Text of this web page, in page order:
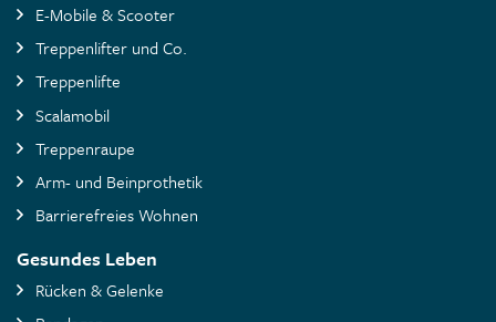
E-Mobile & Scooter
Treppenlifter und Co.
Treppenlifte
Scalamobil
Treppenraupe
Arm- und Beinprothetik
Barrierefreies Wohnen
Gesundes Leben
Rücken & Gelenke